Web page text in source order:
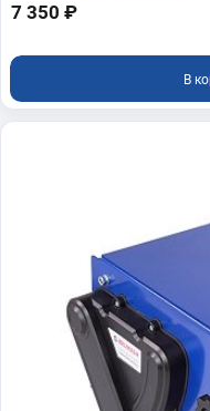
7 350 ₽
В